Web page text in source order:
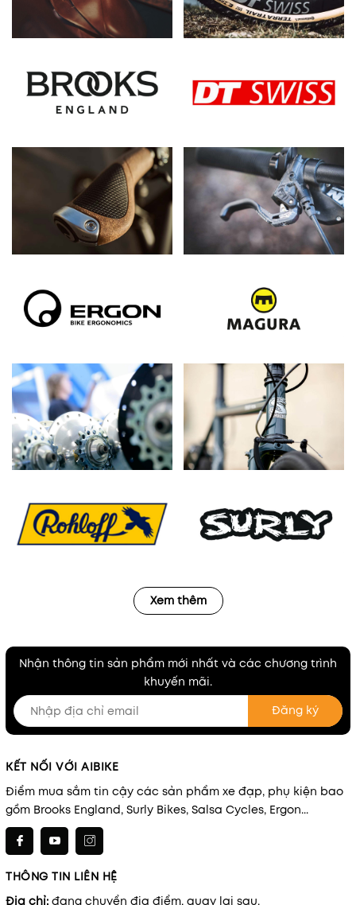
Xem thêm
Nhận thông tin sản phẩm mới nhất và các chương trình
khuyến mãi.
Đăng ký
KẾT NỐI VỚI AIBIKE
Điểm mua sắm tin cậy các sản phẩm xe đạp, phụ kiện bao
gồm Brooks England, Surly Bikes, Salsa Cycles, Ergon...
THÔNG TIN LIÊN HỆ
Địa chỉ: đang chuyển địa điểm, quay lại sau.